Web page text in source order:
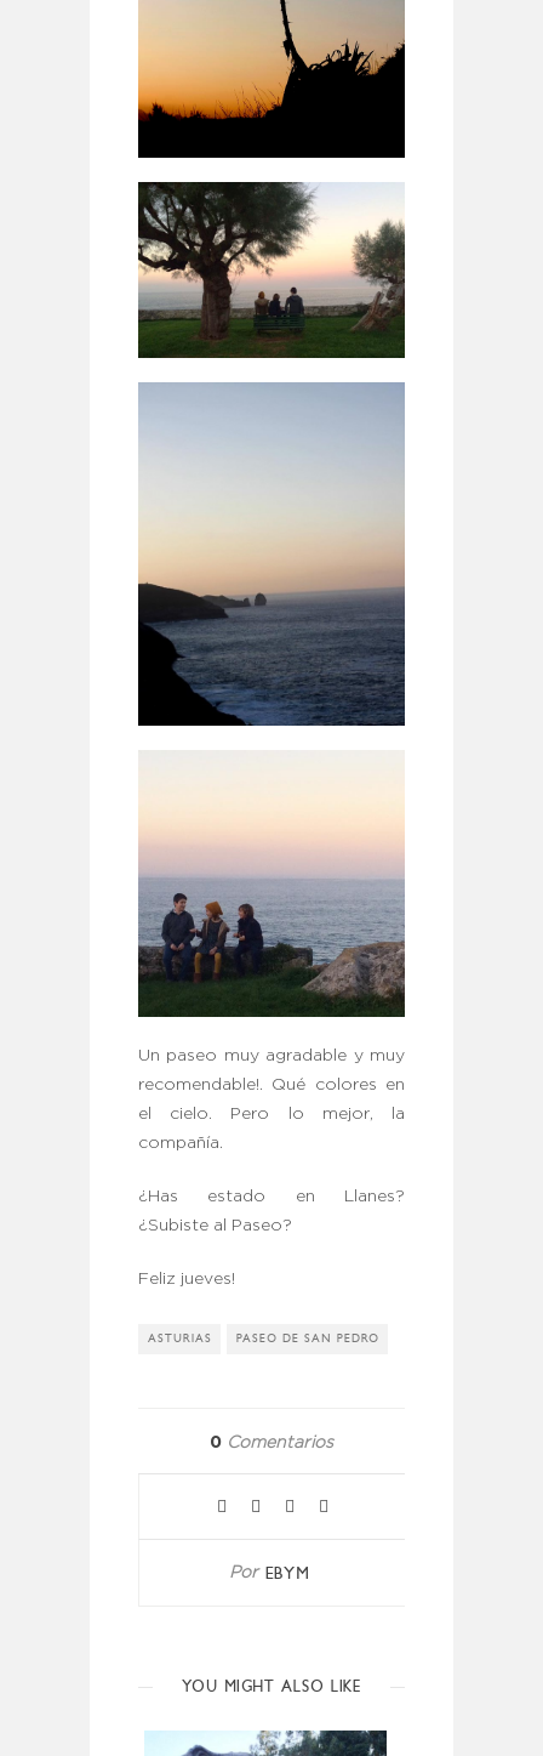
Un paseo muy agradable y muy
recomendable!. Qué colores en
el cielo. Pero lo mejor, la
compañía.
¿Has estado en Llanes?
¿Subiste al Paseo?
Feliz jueves!
ASTURIAS PASEO DE SAN PEDRO
0 Comentarios
Por EBYM
YOU MIGHT ALSO LIKE